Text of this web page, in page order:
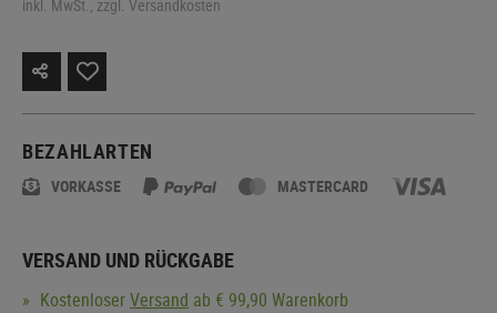
inkl. MwSt., zzgl. Versandkosten
BEZAHLARTEN
VORKASSE MASTERCARD
VERSAND UND RÜCKGABE
KostenloserVersand ab € 99,90 Warenkorb